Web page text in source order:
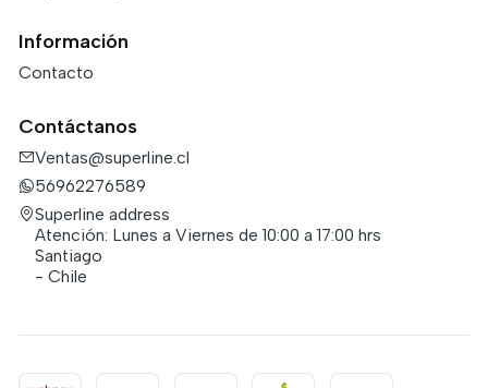
Información
Contacto
Contáctanos
Ventas@superline.cl
56962276589
Superline address
Atención: Lunes a Viernes de 10:00 a 17:00 hrs
Santiago
- Chile